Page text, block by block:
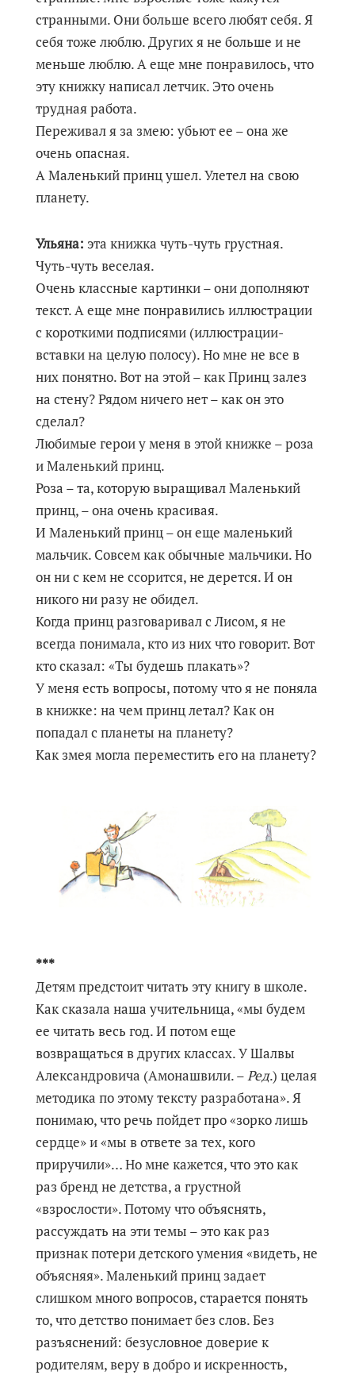
странными. Они больше всего любят себя. Я
себя тоже люблю. Других я не больше и не
меньше люблю. А еще мне понравилось, что
эту книжку написал летчик. Это очень
трудная работа.
Переживал я за змею: убьют ее – она же
очень опасная.
А Маленький принц ушел. Улетел на свою
планету.
Ульяна: эта книжка чуть-чуть грустная.
Чуть-чуть веселая.
Очень классные картинки – они дополняют
текст. А еще мне понравились иллюстрации
с короткими подписями (иллюстрации-
вставки на целую полосу). Но мне не все в
них понятно. Вот на этой – как Принц залез
на стену? Рядом ничего нет – как он это
сделал?
Любимые герои у меня в этой книжке – роза
и Маленький принц.
Роза – та, которую выращивал Маленький
принц, – она очень красивая.
И Маленький принц – он еще маленький
мальчик. Совсем как обычные мальчики. Но
он ни с кем не ссорится, не дерется. И он
никого ни разу не обидел.
Когда принц разговаривал с Лисом, я не
всегда понимала, кто из них что говорит. Вот
кто сказал: «Ты будешь плакать»?
У меня есть вопросы, потому что я не поняла
в книжке: на чем принц летал? Как он
попадал с планеты на планету?
Как змея могла переместить его на планету?
***
Детям предстоит читать эту книгу в школе.
Как сказала наша учительница, «мы будем
ее читать весь год. И потом еще
возвращаться в других классах. У Шалвы
Александровича (Амонашвили. –Ред.) целая
методика по этому тексту разработана». Я
понимаю, что речь пойдет про «зорко лишь
сердце» и «мы в ответе за тех, кого
приручили»… Но мне кажется, что это как
раз бренд не детства, а грустной
«взрослости». Потому что объяснять,
рассуждать на эти темы – это как раз
признак потери детского умения «видеть, не
объясняя». Маленький принц задает
слишком много вопросов, старается понять
то, что детство понимает без слов. Без
разъяснений: безусловное доверие к
родителям, веру в добро и искренность,